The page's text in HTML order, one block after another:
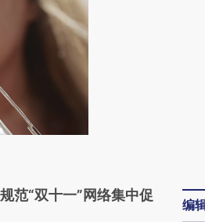
这段话：本文由第三方
新文章
8AxuqxnK]
范“双十一”网络集中促
编